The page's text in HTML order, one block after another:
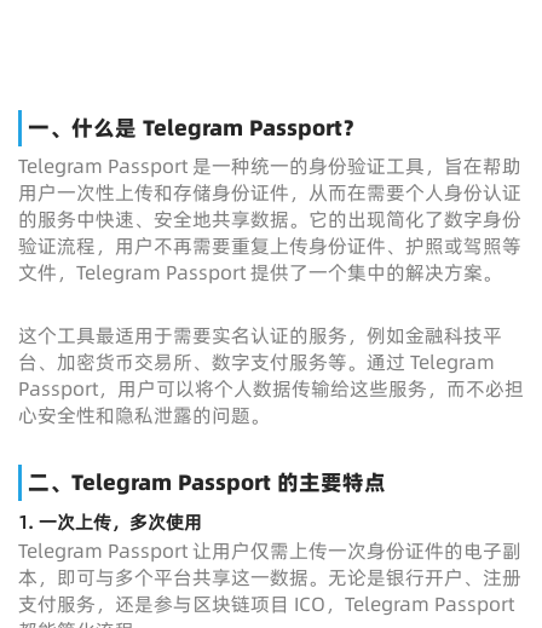
一、什么是 Telegram Passport？
Telegram Passport 是一种统一的身份验证工具，旨在帮助
用户一次性上传和存储身份证件，从而在需要个人身份认证
的服务中快速、安全地共享数据。它的出现简化了数字身份
验证流程，用户不再需要重复上传身份证件、护照或驾照等
文件，Telegram Passport 提供了一个集中的解决方案。
这个工具最适用于需要实名认证的服务，例如金融科技平
台、加密货币交易所、数字支付服务等。通过 Telegram
Passport，用户可以将个人数据传输给这些服务，而不必担
心安全性和隐私泄露的问题。
二、Telegram Passport 的主要特点
1. 一次上传，多次使用
Telegram Passport 让用户仅需上传一次身份证件的电子副
本，即可与多个平台共享这一数据。无论是银行开户、注册
支付服务，还是参与区块链项目 ICO，Telegram Passport